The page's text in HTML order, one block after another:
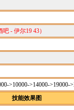
吧 - 伊尔19 43）
>10000->14000->19000-
技能效果图